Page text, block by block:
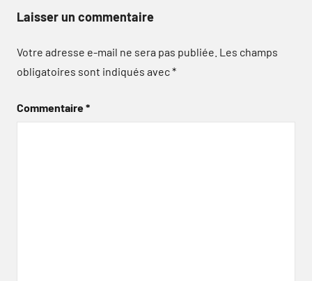
Laisser un commentaire
Votre adresse e-mail ne sera pas publiée. Les champs
obligatoires sont indiqués avec*
Commentaire*